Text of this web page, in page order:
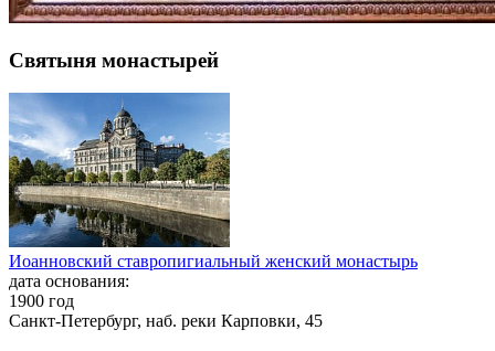
Святыня монастырей
Иоанновский ставропигиальный женский монастырь
дата основания:
1900 год
Санкт-Петербург, наб. реки Карповки, 45